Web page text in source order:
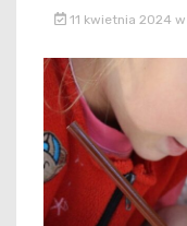
11 kwietnia 2024 w